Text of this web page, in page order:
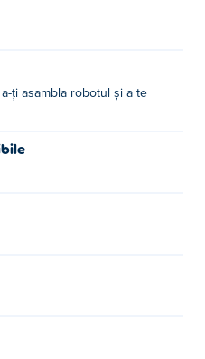
ți asambla robotul și a te